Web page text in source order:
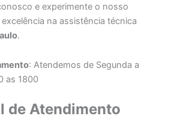
e experimente o nosso
na assistência técnica
.
: Atendemos de Segunda a
as 1800
de Atendimento